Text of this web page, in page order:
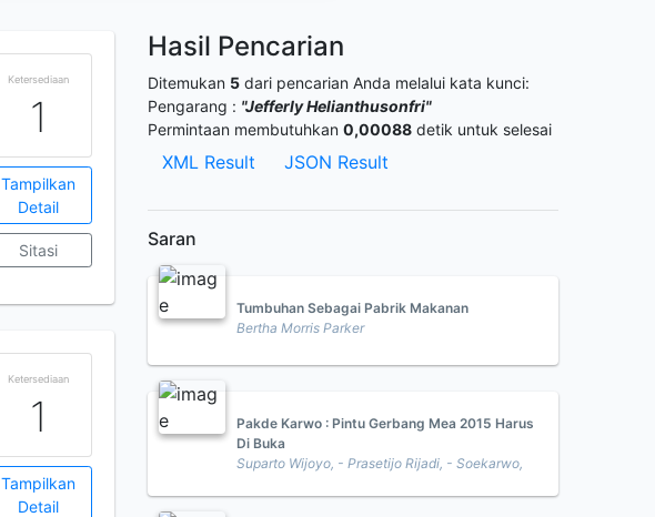
Ketersediaan
1
Tampilkan
Detail
Sitasi
Ketersediaan
1
Tampilkan
Detail
Hasil Pencarian
Ditemukan 5 dari pencarian Anda melalui kata kunci:
Pengarang : "Jefferly Helianthusonfri"
Permintaan membutuhkan 0,00088 detik untuk selesai
XML Result JSON Result
Saran
Tumbuhan Sebagai Pabrik Makanan
Bertha Morris Parker
Pakde Karwo : Pintu Gerbang Mea 2015 Harus
Di Buka
Suparto Wijoyo, - Prasetijo Rijadi, - Soekarwo,